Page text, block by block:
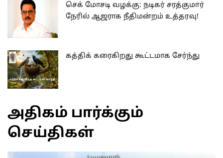
செக் மோசடி வழக்கு: நடிகர் சரத்குமார்
நேரில் ஆஜராக நீதிமன்றம் உத்தரவு!
கத்திக் கரைகிறது கூட்டமாக சேர்ந்து
அதிகம் பார்க்கும்
செய்திகள்